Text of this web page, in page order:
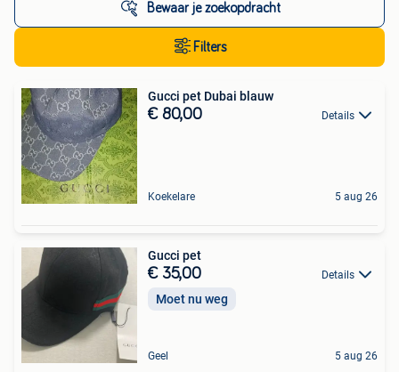
Bewaar je zoekopdracht
Filters
Gucci pet Dubai blauw
€ 80,00 Details
Koekelare 5 aug 26
Gucci pet
€ 35,00 Details
Moet nu weg
Geel 5 aug 26